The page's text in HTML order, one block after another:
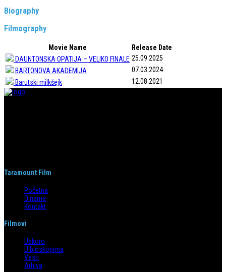
Biography
Filmography
Movie Name
Release Date
DAUNTONSKA OPATIJA – VELIKO FINALE 25.09.2025
BARTONOVA AKADEMIJA
07.03.2024
Barutski milkšejk
12.08.2021
Taramount Film
Početna
O nama
Kontakt
Filmovi
Uskoro
U bioskopima
Vesti
Arhiva